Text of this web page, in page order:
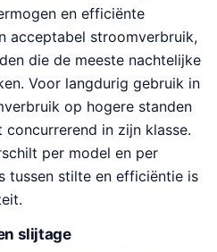
en efficiënte
acceptabel stroomverbruik,
die de meeste nachtelijke
Voor langdurig gebruik in
op hogere standen
in zijn klasse.
per model en per
tussen stilte en efficiëntie is
slijtage